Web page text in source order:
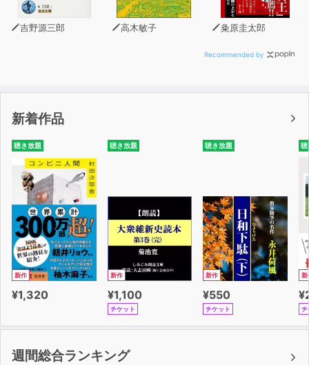
吉野源三郎 高木敏子 粂原圭太郎
Recommended by
新着作品
聴き放題
新作
¥1,320
聴き放題
新作
¥1,100
チケット
聴き放題
新作
¥550
チケット
聴
新
チ
週間総合ランキング